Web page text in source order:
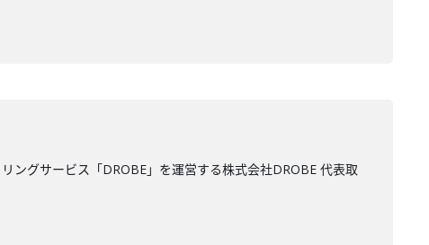
ングサービス「DROBE」を運営する株式会社DROBE 代表取